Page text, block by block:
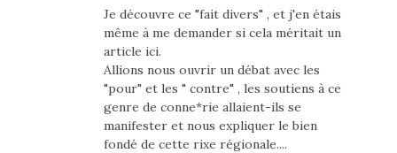
Je découvre ce "fait divers" , et j'en étais
même à me demander si cela méritait un
article ici.
Allions nous ouvrir un débat avec les
"pour" et les " contre" , les soutiens à ce
genre de conne*rie allaient-ils se
manifester et nous expliquer le bien
fondé de cette rixe régionale....